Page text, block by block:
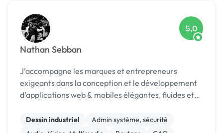
Nathan Sebban
5,0
J’accompagne les marques et entrepreneurs
exigeants dans la conception et le développement
d’applications web & mobiles élégantes, fluides et
Dessin industriel
Admin système, sécurité